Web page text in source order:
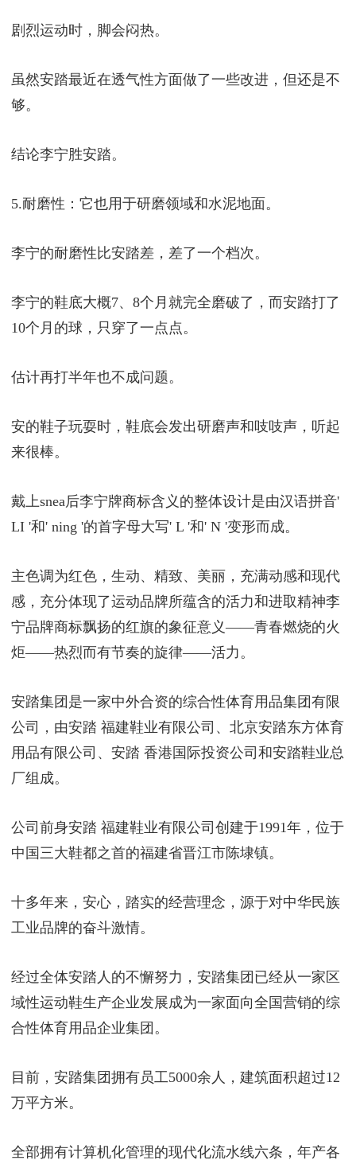
剧烈运动时，脚会闷热。
虽然安踏最近在透气性方面做了一些改进，但还是不
够。
结论李宁胜安踏。
5.耐磨性：它也用于研磨领域和水泥地面。
李宁的耐磨性比安踏差，差了一个档次。
李宁的鞋底大概7、8个月就完全磨破了，而安踏打了
10个月的球，只穿了一点点。
估计再打半年也不成问题。
安的鞋子玩耍时，鞋底会发出研磨声和吱吱声，听起
来很棒。
戴上snea后李宁牌商标含义的整体设计是由汉语拼音'
LI '和' ning '的首字母大写' L '和' N '变形而成。
主色调为红色，生动、精致、美丽，充满动感和现代
感，充分体现了运动品牌所蕴含的活力和进取精神李
宁品牌商标飘扬的红旗的象征意义——青春燃烧的火
炬——热烈而有节奏的旋律——活力。
安踏集团是一家中外合资的综合性体育用品集团有限
公司，由安踏 福建鞋业有限公司、北京安踏东方体育
用品有限公司、安踏 香港国际投资公司和安踏鞋业总
厂组成。
公司前身安踏 福建鞋业有限公司创建于1991年，位于
中国三大鞋都之首的福建省晋江市陈埭镇。
十多年来，安心，踏实的经营理念，源于对中华民族
工业品牌的奋斗激情。
经过全体安踏人的不懈努力，安踏集团已经从一家区
域性运动鞋生产企业发展成为一家面向全国营销的综
合性体育用品企业集团。
目前，安踏集团拥有员工5000余人，建筑面积超过12
万平方米。
全部拥有计算机化管理的现代化流水线六条，年产各